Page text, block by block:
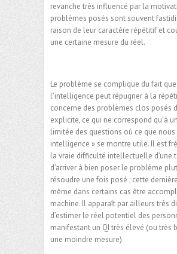
revanche très influencé par la
problèmes posés sont souvent
raison de leur caractère répétitif et
une certaine mesure du réel.
Le problème se complique du fait que
l’intelligence peut répugner à la
concerne des problèmes clos posés
explicite, ce qui ne correspond qu’à
limitée des questions où ce que
intelligence » se montre utile. Il est
la vraie difficulté intellectuelle d’une
d’arriver à bien poser le problème
résoudre une fois posé ; cette
même dans certains cas être
machine. Il apparaît par ailleurs très
d’estimer le réel potentiel des
manifestant un QI très élevé (ou très
une moindre mesure).